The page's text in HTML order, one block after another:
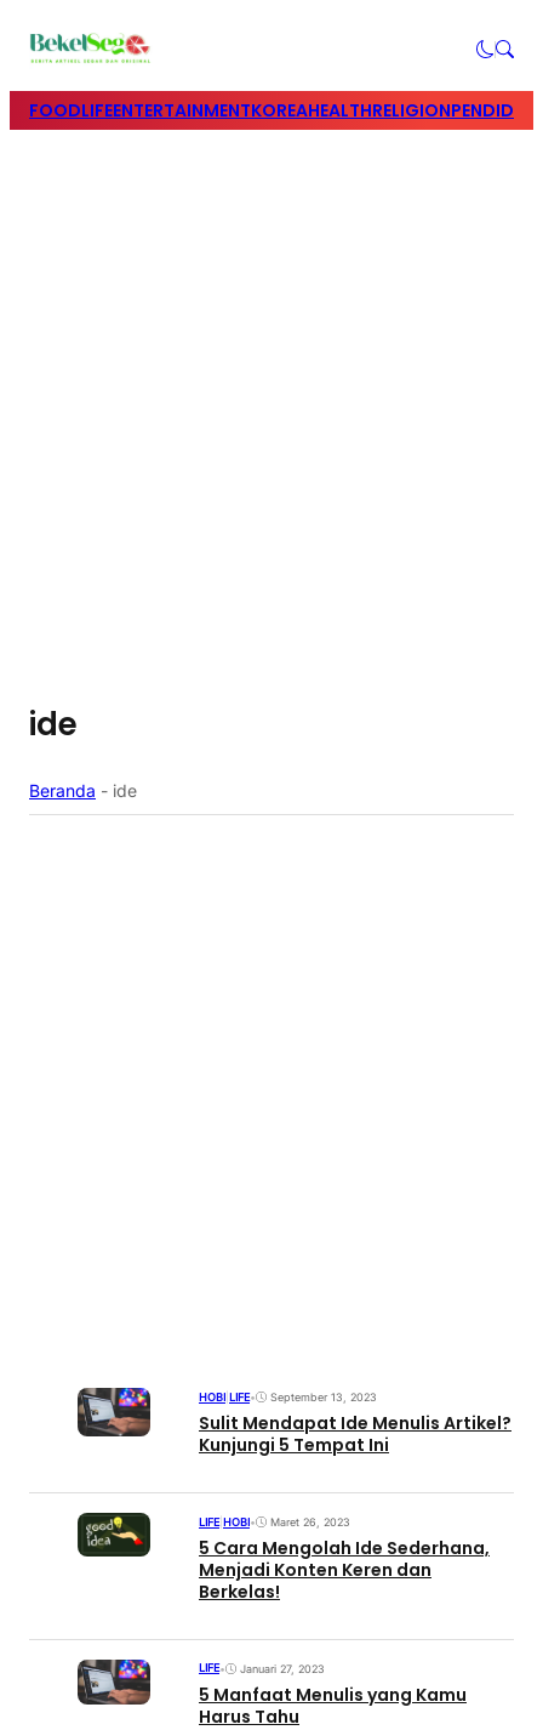
FOODLIFEENTERTAINMENTKOREAHEALTHRELIGION
ide
Beranda - ide
HOBI LIFE• September 13, 2023
Sulit Mendapat Ide Menulis Artikel?
Kunjungi 5 Tempat Ini
LIFE|HOBI• Maret 26, 2023
5 Cara Mengolah Ide Sederhana,
Menjadi Konten Keren dan
Berkelas!
LIFE• Januari 27, 2023
5 Manfaat Menulis yang Kamu
Harus Tahu